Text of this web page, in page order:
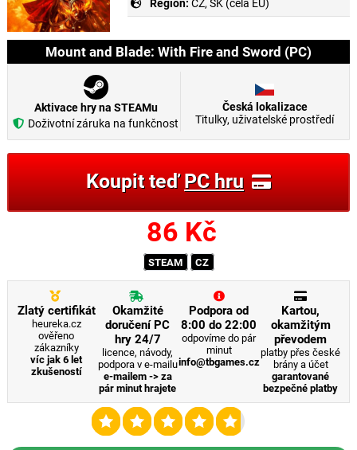
Region: CZ, SK (celá EU)
Mount and Blade: With Fire and Sword (PC)
Aktivace hry na STEAMu
Doživotní záruka na funkčnost
Česká lokalizace
Titulky, uživatelské prostředí
Koupit teďPC hru
86 Kč
STEAM CZ
Zlatý certifikát
heureka.cz
ověřeno
zákazníky
víc jak 6 let
zkušeností
Okamžité
doručení PC
hry 24/7
licence, návody,
podpora v e-mailu
e-mailem -> za
pár minut hrajete
Podpora od
8:00 do 22:00
odpovíme do pár
minut
info@tbgames.cz
Kartou,
okamžitým
převodem
platby přes české
brány a účet
garantované
bezpečné platby